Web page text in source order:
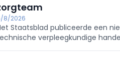
8/2026
Staatsblad publiceerde een
verpleegkundige